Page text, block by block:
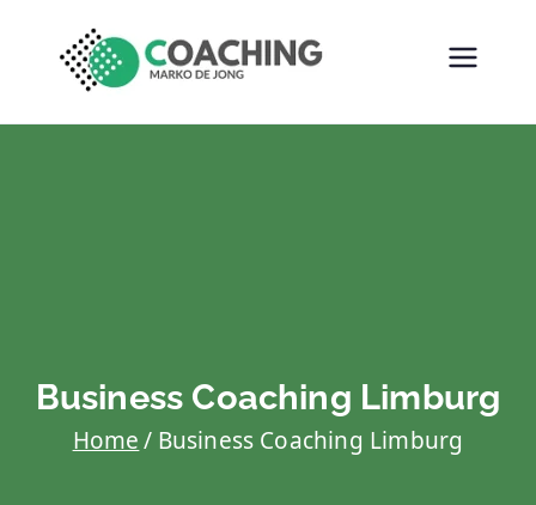
COACHING
Business Coaching Limburg
Home Business Coaching Limburg